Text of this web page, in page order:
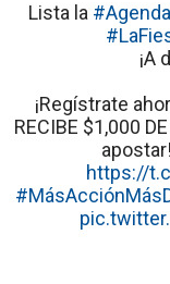
Lista la #Agenda
¡A
¡Regístrate
RECIBE $1,000
https://